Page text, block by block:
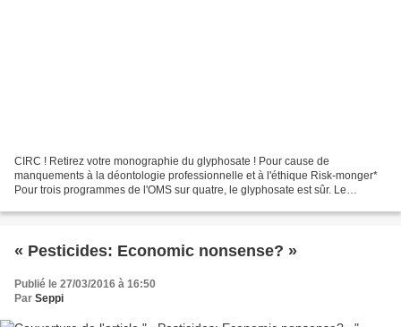
CIRC ! Retirez votre monographie du glyphosate ! Pour cause de
manquements à la déontologie professionnelle et à l'éthique Risk-monger*
Pour trois programmes de l'OMS sur quatre, le glyphosate est sûr. Le
« Pesticides: Economic nonsense? »
Publié le 27/03/2016 à 16:50
Par Seppi